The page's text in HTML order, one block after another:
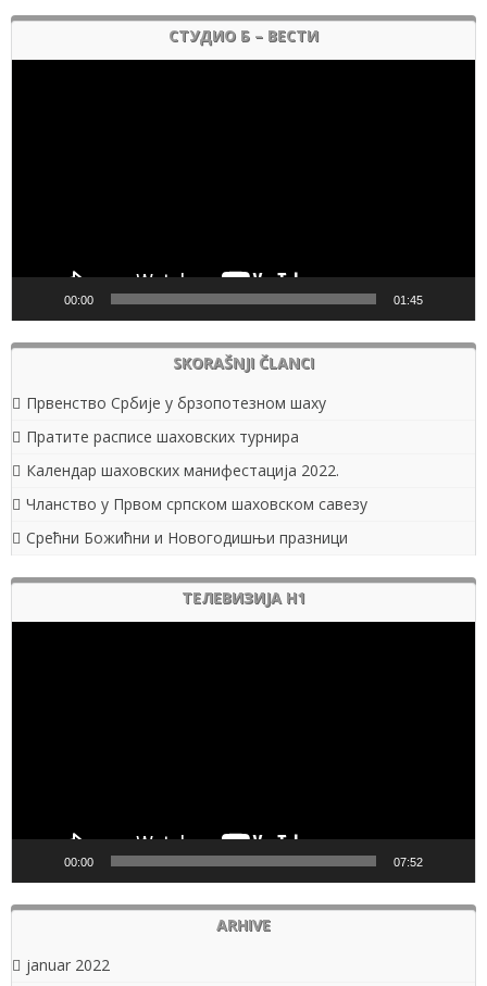
СТУДИО Б – ВЕСТИ
00:00 01:45
SKORAŠNJI ČLANCI
Првенство Србије у брзопотезном шаху
Пратите расписе шаховских турнира
Календар шаховских манифестација 2022.
Чланство у Првом српском шаховском савезу
Срећни Божићни и Новогодишњи празници
ТЕЛЕВИЗИЈА Н1
00:00 07:52
ARHIVE
januar 2022